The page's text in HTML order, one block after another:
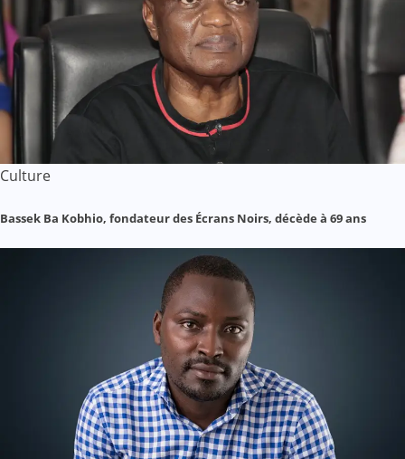
Culture
Bassek Ba Kobhio, fondateur des Écrans Noirs, décède à 69 ans